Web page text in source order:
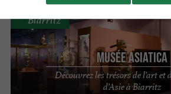
Musée Asiatica
Découvrez les trésors de l’art et
d’Asie à Biarritz
Biarritz